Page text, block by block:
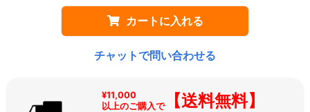
カートに入れる
チャットで問い合わせる
¥11,000
以上のご購入で【送料無料】